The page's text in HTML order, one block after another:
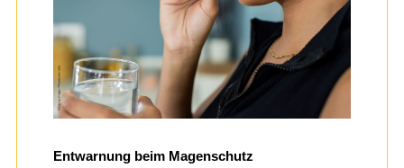
Entwarnung beim Magenschutz